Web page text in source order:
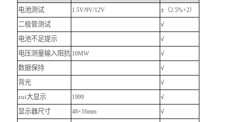
电池测试
1.5V/9V/12V ± （2.5%+2）
二极管测试 √
电池不足提示 √
电压测量输入阻抗 10MW √
数据保持 √
背光 √
zui大显示 1999 √
显示器尺寸 48×16mm √